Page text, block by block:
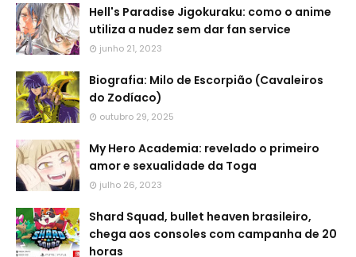
Hell's Paradise Jigokuraku: como o anime
utiliza a nudez sem dar fan service
junho 21, 2023
Biografia: Milo de Escorpião (Cavaleiros
do Zodíaco)
outubro 29, 2025
My Hero Academia: revelado o primeiro
amor e sexualidade da Toga
julho 26, 2023
Shard Squad, bullet heaven brasileiro,
chega aos consoles com campanha de 20
horas